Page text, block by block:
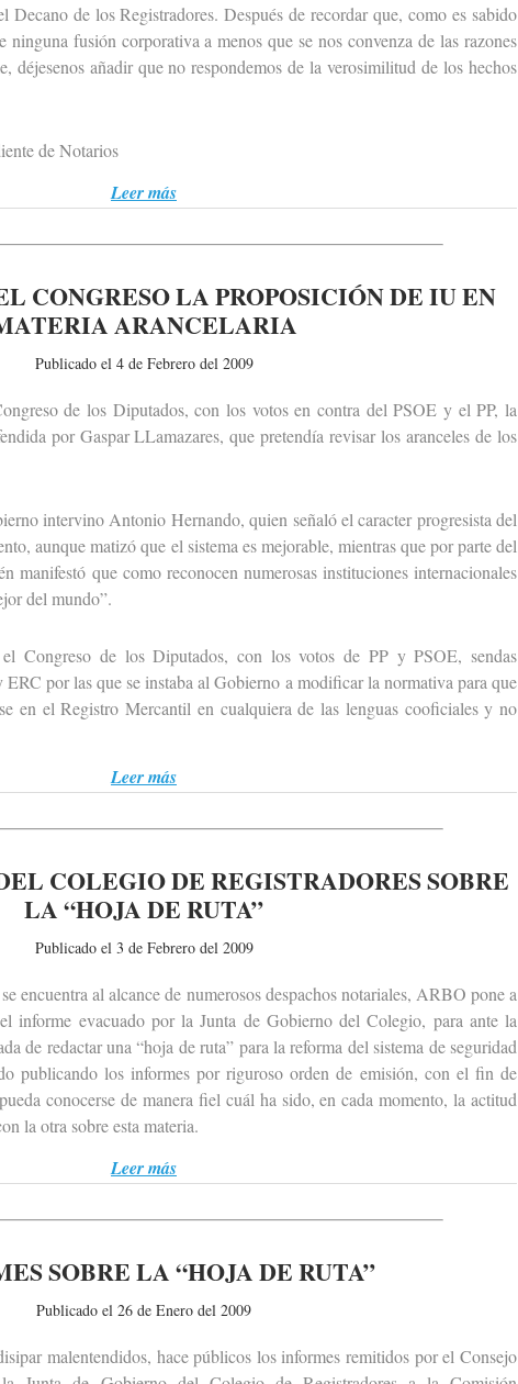
Decano de los Registradores. Después de recordar que, como es sabido
ninguna fusión corporativa a menos que se nos convenza de las razones
déjesenos añadir que no respondemos de la verosimilitud de los hechos
de Notarios
Leer más
CONGRESO LA PROPOSICIÓN DE IU EN
ARANCELARIA
Publicado el 4 de Febrero del 2009
de los Diputados, con los votos en contra del PSOE y el PP, la
por Gaspar LLamazares, que pretendía revisar los aranceles de los
intervino Antonio Hernando, quien señaló el caracter progresista del
aunque matizó que el sistema es mejorable, mientras que por parte del
manifestó que como reconocen numerosas instituciones internacionales
del mundo”.
de los Diputados, con los votos de PP y PSOE, sendas
por las que se instaba al Gobierno a modificar la normativa para que
en el Registro Mercantil en cualquiera de las lenguas cooficiales y no
Leer más
COLEGIO DE REGISTRADORES SOBRE
LA “HOJA DE RUTA”
Publicado el 3 de Febrero del 2009
encuentra al alcance de numerosos despachos notariales, ARBO pone a
informe evacuado por la Junta de Gobierno del Colegio, para ante la
de redactar una “hoja de ruta” para la reforma del sistema de seguridad
publicando los informes por riguroso orden de emisión, con el fin de
conocerse de manera fiel cuál ha sido, en cada momento, la actitud
la otra sobre esta materia.
Leer más
SOBRE LA “HOJA DE RUTA”
Publicado el 26 de Enero del 2009
malentendidos, hace públicos los informes remitidos por el Consejo